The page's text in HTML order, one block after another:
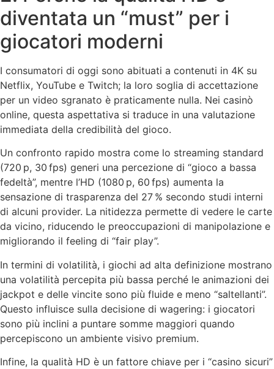
diventata un “must” per i
giocatori moderni
I consumatori di oggi sono abituati a contenuti in 4K su
Netflix, YouTube e Twitch; la loro soglia di accettazione
per un video sgranato è praticamente nulla. Nei casinò
online, questa aspettativa si traduce in una valutazione
immediata della credibilità del gioco.
Un confronto rapido mostra come lo streaming standard
(720 p, 30 fps) generi una percezione di “gioco a bassa
fedeltà”, mentre l’HD (1080 p, 60 fps) aumenta la
sensazione di trasparenza del 27 % secondo studi interni
di alcuni provider. La nitidezza permette di vedere le carte
da vicino, riducendo le preoccupazioni di manipolazione e
migliorando il feeling di “fair play”.
In termini di volatilità, i giochi ad alta definizione mostrano
una volatilità percepita più bassa perché le animazioni dei
jackpot e delle vincite sono più fluide e meno “saltellanti”.
Questo influisce sulla decisione di wagering: i giocatori
sono più inclini a puntare somme maggiori quando
percepiscono un ambiente visivo premium.
Infine, la qualità HD è un fattore chiave per i “casino sicuri”